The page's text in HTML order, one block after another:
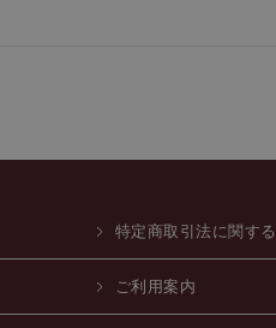
特定商取引法に関す
ご利用案内